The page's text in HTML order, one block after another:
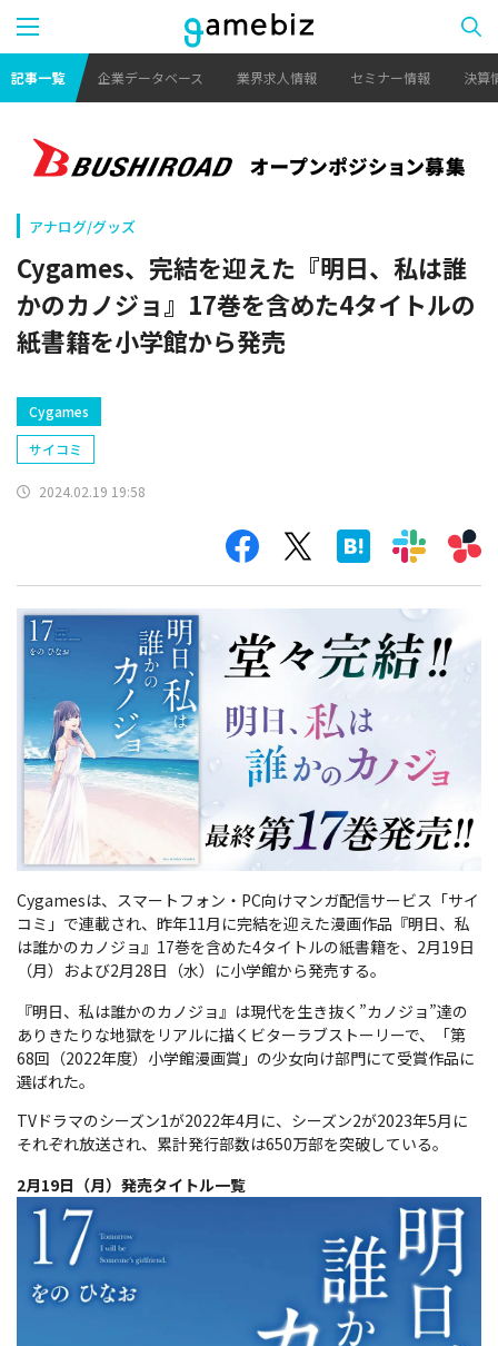
記事一覧 企業データベース 業界求人情報 セミナー情報 決算
アナログ/グッズ
Cygames、完結を迎えた『明日、私は誰
かのカノジョ』17巻を含めた4タイトルの
紙書籍を小学館から発売
Cygames
サイコミ
2024.02.19 19:58
Cygamesは、スマートフォン・PC向けマンガ配信サービス「サイ
コミ」で連載され、昨年11月に完結を迎えた漫画作品『明日、私
は誰かのカノジョ』17巻を含めた4タイトルの紙書籍を、2月19日
（月）および2月28日（水）に小学館から発売する。
『明日、私は誰かのカノジョ』は現代を生き抜く”カノジョ”達の
ありきたりな地獄をリアルに描くビターラブストーリーで、「第
68回（2022年度）小学館漫画賞」の少女向け部門にて受賞作品に
選ばれた。
TVドラマのシーズン1が2022年4月に、シーズン2が2023年5月に
それぞれ放送され、累計発行部数は650万部を突破している。
2月19日（月）発売タイトル一覧